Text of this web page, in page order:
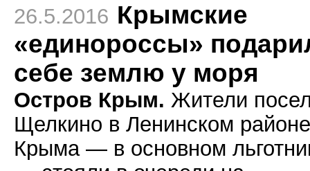
26.5.2016 Крымские
«единороссы»
себе землю у моря
Остров Крым. Жители
Щелкино в Ленинском районе
Крыма — в основном